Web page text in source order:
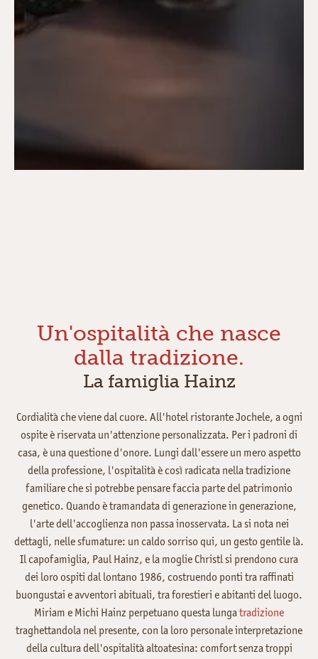
Un'ospitalità che nasce
dalla tradizione.
La famiglia Hainz
Cordialità che viene dal cuore. All'hotel ristorante Jochele, a ogni
ospite è riservata un'attenzione personalizzata. Per i padroni di
casa, è una questione d'onore. Lungi dall'essere un mero aspetto
della professione, l'ospitalità è così radicata nella tradizione
familiare che si potrebbe pensare faccia parte del patrimonio
genetico. Quando è tramandata di generazione in generazione,
l'arte dell'accoglienza non passa inosservata. La si nota nei
dettagli, nelle sfumature: un caldo sorriso qui, un gesto gentile là.
Il capofamiglia, Paul Hainz, e la moglie Christl si prendono cura
dei loro ospiti dal lontano 1986, costruendo ponti tra raffinati
buongustai e avventori abituali, tra forestieri e abitanti del luogo.
Miriam e Michi Hainz perpetuano questa lungatradizione
traghettandola nel presente, con la loro personale interpretazione
della cultura dell'ospitalità altoatesina: comfort senza troppi